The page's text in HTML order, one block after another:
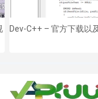
Dev-C++ – 官方下载以